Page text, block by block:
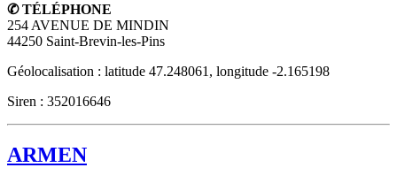
✆ TÉLÉPHONE
254 AVENUE DE MINDIN
44250 Saint-Brevin-les-Pins
Géolocalisation : latitude 47.248061, longitude -2.165198
Siren : 352016646
ARMEN